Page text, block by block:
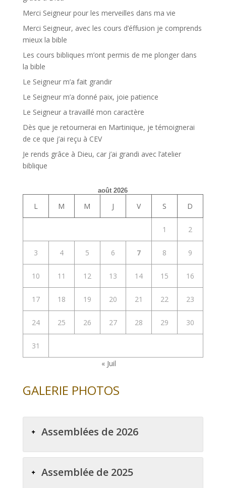
Merci Seigneur pour les merveilles dans ma vie
Merci Seigneur, avec les cours d’éffusion je comprends
mieux la bible
Les cours bibliques m’ont permis de me plonger dans
la bible
Le Seigneur m’a fait grandir
Le Seigneur m’a donné paix, joie patience
Le Seigneur a travaillé mon caractère
Dès que je retournerai en Martinique, je témoignerai
de ce que j’ai reçu à CEV
Je rends grâce à Dieu, car j’ai grandi avec l’atelier
biblique
août 2026
L M M J V S D
1 2
3 4 5 6 7 8 9
10 11 12 13 14 15 16
17 18 19 20 21 22 23
24 25 26 27 28 29 30
31
« Juil
GALERIE PHOTOS
Assemblées de 2026
Assemblée de 2025